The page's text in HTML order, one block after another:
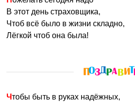
В этот день страховщика,
Чтоб всё было в жизни складно,
Лёгкой чтоб она была!
Чтобы быть в руках надёжных,